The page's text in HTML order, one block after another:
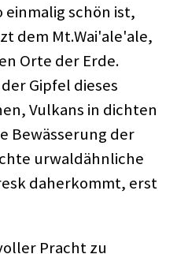
einmalig schön ist,
dem Mt.Wai'ale'ale,
Orte der Erde.
Gipfel dieses
Vulkans in dichten
Bewässerung der
urwaldähnliche
daherkommt, erst
Pracht zu